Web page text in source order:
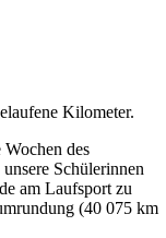
Kilometer.
des
Schülerinnen
am Laufsport zu
(40 075 km